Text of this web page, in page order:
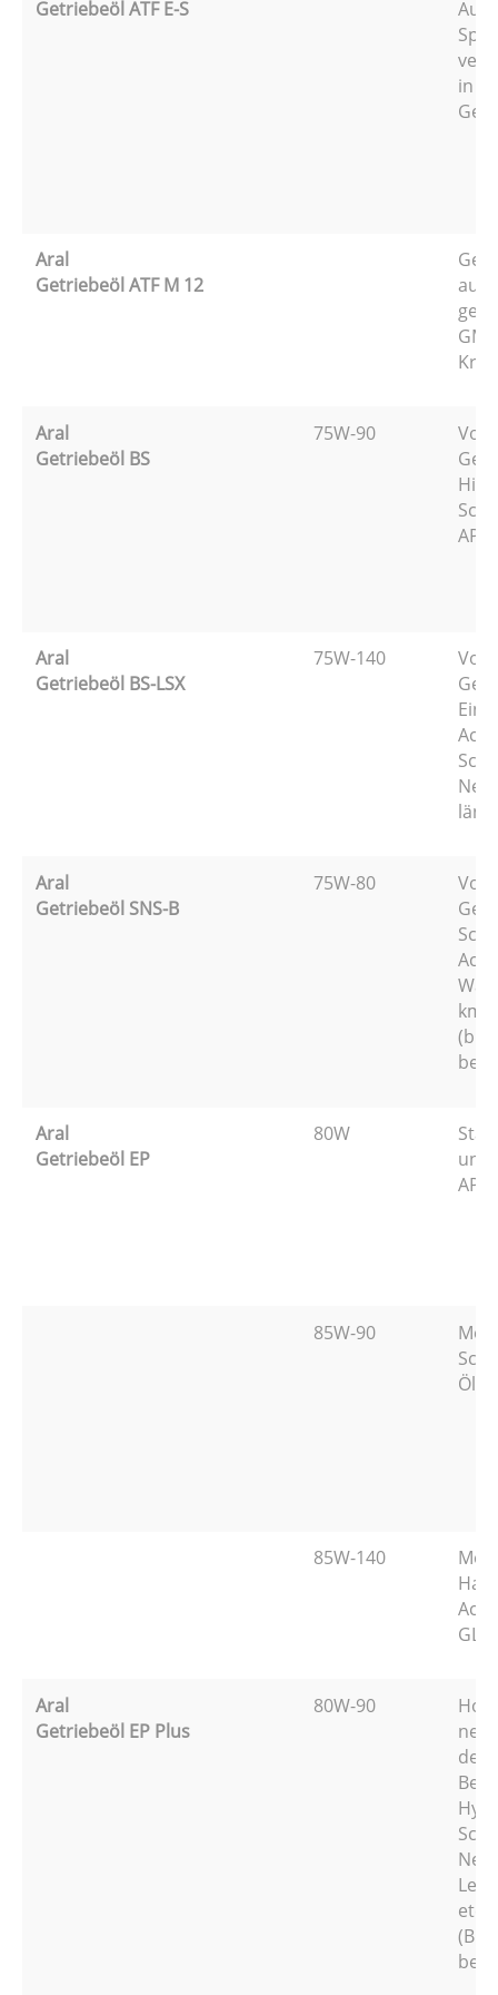
Getriebeöl ATF E-S
in
Aral
Getriebeöl ATF M 12
Aral
Getriebeöl BS
75W-90
API
Aral
Getriebeöl BS-LSX
75W-140
Aral
Getriebeöl SNS-B
75W-80
km
Aral
Getriebeöl EP
80W
und
API
85W-90
Öl
85W-140
GL-
Aral
Getriebeöl EP Plus
80W-90
den
etc.